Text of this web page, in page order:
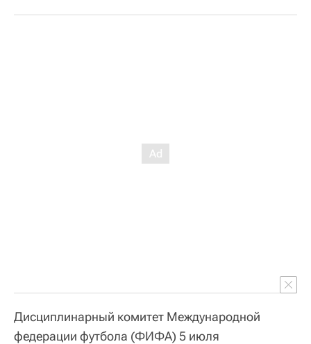
Дисциплинарный комитет Международной
федерации футбола (ФИФА) 5 июля